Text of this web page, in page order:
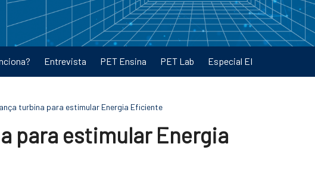
Entrevista PET Ensina PET Lab Especial EI
turbina para estimular Energia Eficiente
para estimular Energia